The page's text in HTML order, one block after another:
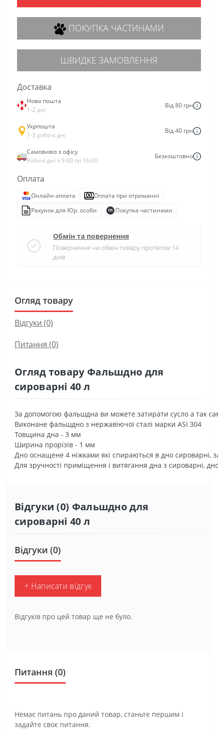
ПОКУПКА ЧАСТИНАМИ
ШВИДКЕ ЗАМОВЛЕННЯ
Доставка
Нова пошта
1-2 дні
Від 80 грн
Укрпошта
1-3 робочі дні
Від 40 грн
Самовивіз з офісу
Робочі дні з 9:00 по 16:00
Безкоштовно
Оплата
Онлайн оплата
Оплата при отриманні
Рахунок для Юр. особи
Покупка частинами
Обмін та повернення
Повернення чи обмін товару протягом 14
днів
Огляд товару
Відгуки (0)
Питання (0)
Огляд товару Фальшдно для
сироварні 40 л
За допомогою фальшдна ви можете затирати сусло а так
Виконане фальшдно з нержавіючої сталі марки ASI 304
Товщина дна - 3 мм
Ширина прорізів - 1 мм
Дно оснащене 4 ніжками які спираються в дно сироварні,
Для зручності приміщення і витягання дна з сироварні,
Відгуки (0) Фальшдно для
сироварні 40 л
Відгуки (0)
+ Написати відгук
Відгуків про цей товар ще не було.
Питання (0)
Немає питань про даний товар, станьте першим і
задайте своє питання.